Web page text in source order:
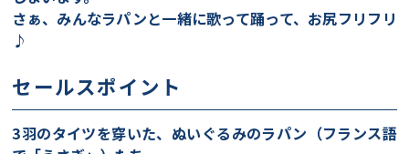
さぁ、みんなラパンと一緒に歌って踊って、お尻フリフリ
♪
セールスポイント
3羽のタイツを穿いた、ぬいぐるみのラパン（フランス語